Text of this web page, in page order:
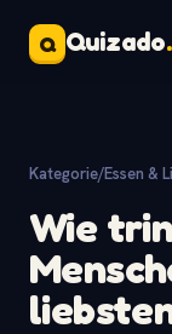
Q Quizado.
Kategorie/Essen &
Wie